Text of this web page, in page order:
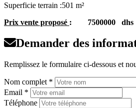
Superficie terrain :501 m²
Prix vente proposé : 7500000
Demander des
Remplissez le formulaire ci-dessous et
Nom complet *
Email *
Téléphone